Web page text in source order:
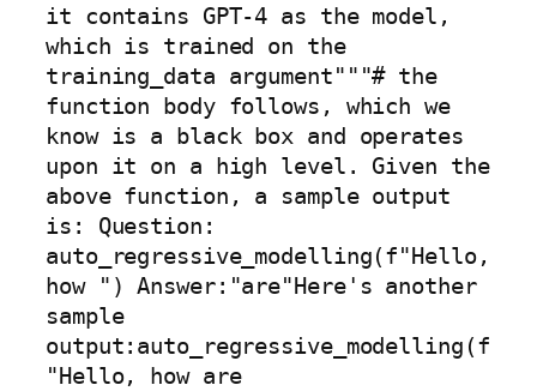
it contains GPT-4 as the model,
which is trained on the
training_data argument"""# the
function body follows, which we
know is a black box and operates
upon it on a high level. Given the
above function, a sample output
is: Question:
auto_regressive_modelling(f"Hello,
how ") Answer:"are"Here's another
sample
output:auto_regressive_modelling(f
"Hello, how are